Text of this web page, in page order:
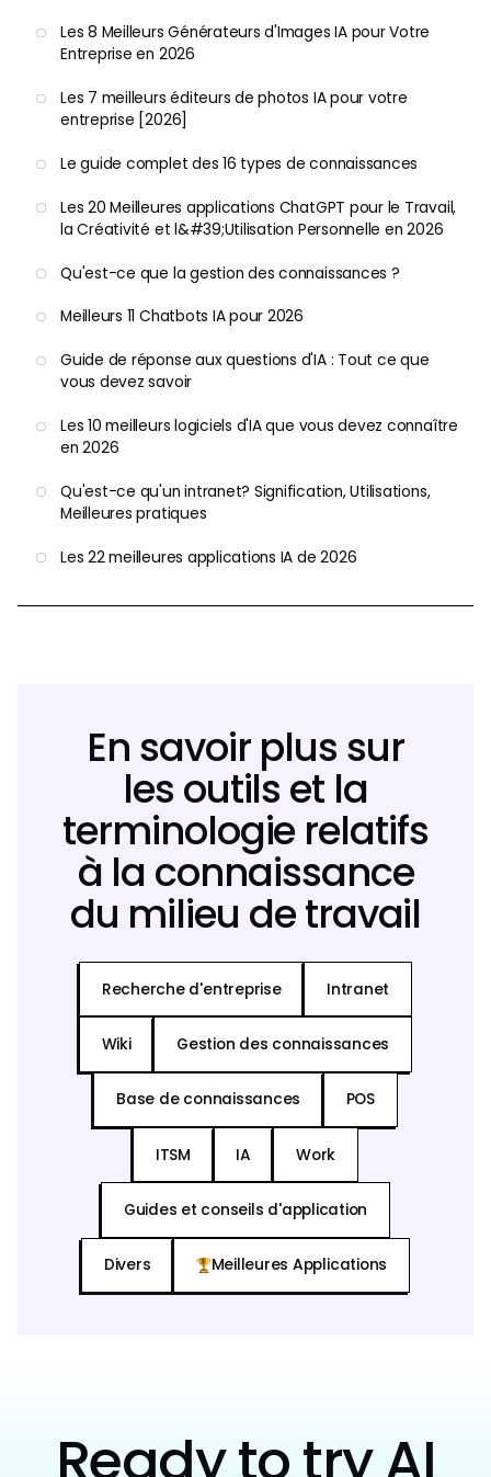
Les 8 Meilleurs Générateurs d'Images IA pour Votre
Entreprise en 2026
Les 7 meilleurs éditeurs de photos IA pour votre
entreprise [2026]
Le guide complet des 16 types de connaissances
Les 20 Meilleures applications ChatGPT pour le Travail,
la Créativité et l&#39;Utilisation Personnelle en 2026
Qu'est-ce que la gestion des connaissances ?
Meilleurs 11 Chatbots IA pour 2026
Guide de réponse aux questions d'IA : Tout ce que
vous devez savoir
Les 10 meilleurs logiciels d'IA que vous devez connaître
en 2026
Qu'est-ce qu'un intranet? Signification, Utilisations,
Meilleures pratiques
Les 22 meilleures applications IA de 2026
En savoir plus sur
les outils et la
terminologie relatifs
à la connaissance
du milieu de travail
Recherche d'entreprise Intranet
Wiki Gestion des connaissances
Base de connaissances POS
ITSM IA Work
Guides et conseils d'application
Divers Meilleures Applications
Ready to try AI